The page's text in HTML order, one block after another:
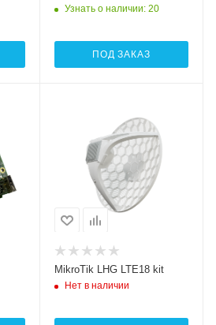
Узнать о наличии: 20
ПОД ЗАКАЗ
Один 2G / 3G /
LTE18
Проводные,
оптические
интерфейсы
1xGigabit Ethernet
MikroTik LHG LTE18 kit
Нет в наличии